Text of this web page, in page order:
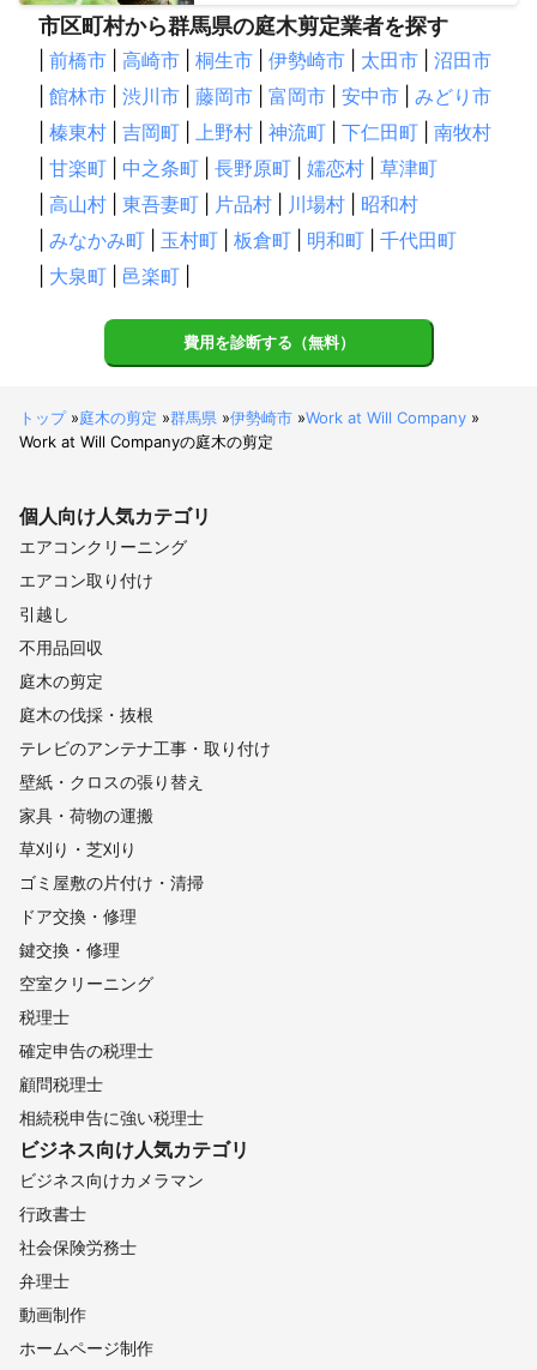
市区町村から群馬県の庭木剪定業者を探す
前橋市 高崎市 桐生市 伊勢崎市 太田市
沼田市
館林市 渋川市 藤岡市 富岡市 安中市
みどり市
榛東村 吉岡町 上野村 神流町 下仁田町
南牧村
甘楽町 中之条町 長野原町 嬬恋村
草津町
高山村 東吾妻町 片品村 川場村
昭和村
みなかみ町 玉村町 板倉町 明和町
千代田町
大泉町 邑楽町
費用を診断する（無料）
トップ»庭木の剪定 »群馬県 »伊勢崎市 »Work at Will Company »
Work at Will Companyの庭木の剪定
個人向け人気カテゴリ
エアコンクリーニング
エアコン取り付け
引越し
不用品回収
庭木の剪定
庭木の伐採・抜根
テレビのアンテナ工事・取り付け
壁紙・クロスの張り替え
家具・荷物の運搬
草刈り・芝刈り
ゴミ屋敷の片付け・清掃
ドア交換・修理
鍵交換・修理
空室クリーニング
税理士
確定申告の税理士
顧問税理士
相続税申告に強い税理士
ビジネス向け人気カテゴリ
ビジネス向けカメラマン
行政書士
社会保険労務士
弁理士
動画制作
ホームページ制作